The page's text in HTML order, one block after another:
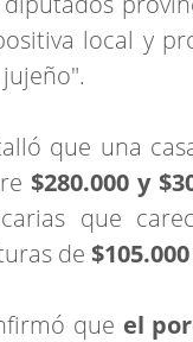
local y
que una
$280.000 y
que
de
que el